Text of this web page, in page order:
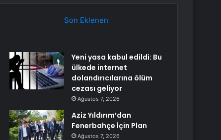
Son Eklenen
Yeni yasa kabul edildi: Bu
ülkede internet
dolandırıcılarına ölüm
cezası geliyor
Ağustos 7, 2026
Aziz Yıldırım’dan
Fenerbahçe İçin Plan
Ağustos 7, 2026